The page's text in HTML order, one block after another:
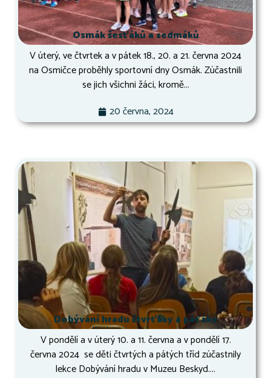
Osmák šesťáků a sedmáků
V úterý, ve čtvrtek a v pátek 18., 20. a 21. června 2024
na Osmičce proběhly sportovní dny Osmák. Zúčastnili
se jich všichni žáci, kromě...
20 června, 2024
Dobývání hradu čtvrťáky a páťáky
V pondělí a v úterý 10. a 11. června a v pondělí 17.
června 2024 se děti čtvrtých a pátých tříd zúčastnily
lekce Dobývání hradu v Muzeu Beskyd....